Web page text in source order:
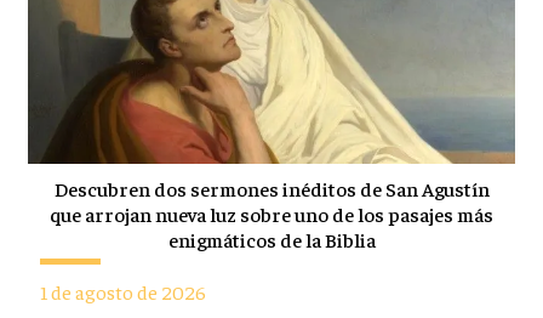
Descubren dos sermones inéditos de San Agustín
que arrojan nueva luz sobre uno de los pasajes más
enigmáticos de la Biblia
1 de agosto de 2026